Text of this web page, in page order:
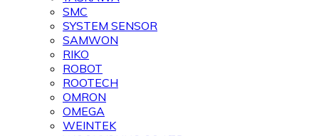
SMC
SYSTEM SENSOR
SAMWON
RIKO
ROBOT
ROOTECH
OMRON
OMEGA
WEINTEK